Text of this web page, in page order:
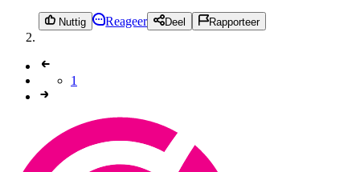
Nuttig Reageer Deel Rapporteer
1